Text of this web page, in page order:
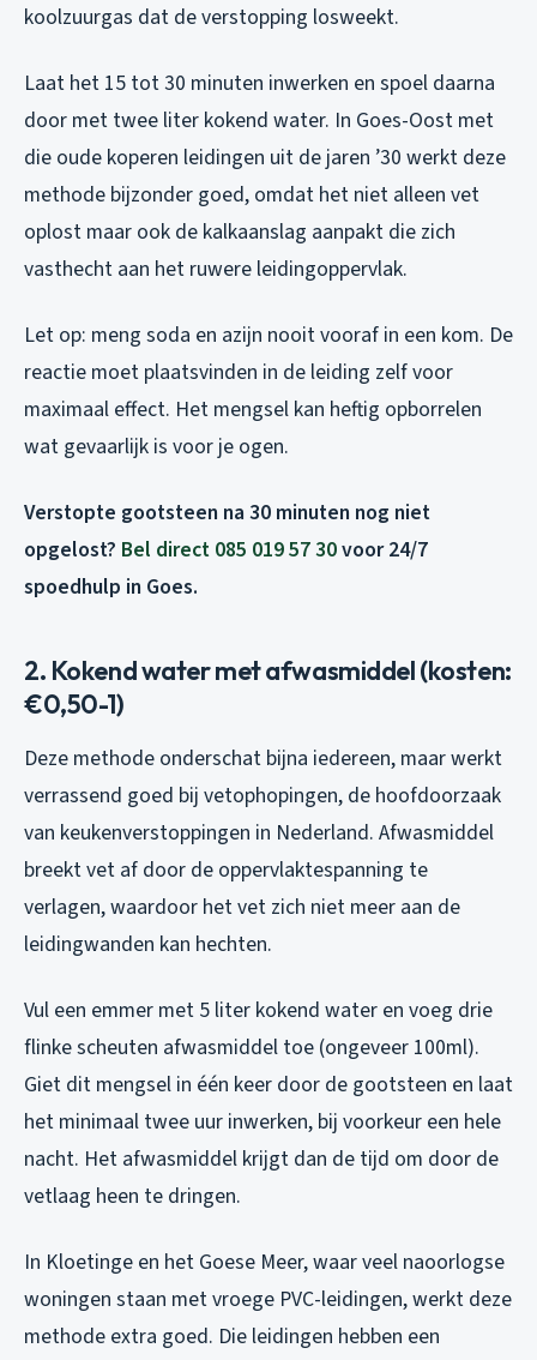
koolzuurgas dat de verstopping losweekt.
Laat het 15 tot 30 minuten inwerken en spoel daarna
door met twee liter kokend water. In Goes-Oost met
die oude koperen leidingen uit de jaren ’30 werkt deze
methode bijzonder goed, omdat het niet alleen vet
oplost maar ook de kalkaanslag aanpakt die zich
vasthecht aan het ruwere leidingoppervlak.
Let op: meng soda en azijn nooit vooraf in een kom. De
reactie moet plaatsvinden in de leiding zelf voor
maximaal effect. Het mengsel kan heftig opborrelen
wat gevaarlijk is voor je ogen.
Verstopte gootsteen na 30 minuten nog niet
opgelost? Bel direct 085 019 57 30voor 24/7
spoedhulp in Goes.
2. Kokend water met afwasmiddel (kosten:
€0,50-1)
Deze methode onderschat bijna iedereen, maar werkt
verrassend goed bij vetophopingen, de hoofdoorzaak
van keukenverstoppingen in Nederland. Afwasmiddel
breekt vet af door de oppervlaktespanning te
verlagen, waardoor het vet zich niet meer aan de
leidingwanden kan hechten.
Vul een emmer met 5 liter kokend water en voeg drie
flinke scheuten afwasmiddel toe (ongeveer 100ml).
Giet dit mengsel in één keer door de gootsteen en laat
het minimaal twee uur inwerken, bij voorkeur een hele
nacht. Het afwasmiddel krijgt dan de tijd om door de
vetlaag heen te dringen.
In Kloetinge en het Goese Meer, waar veel naoorlogse
woningen staan met vroege PVC-leidingen, werkt deze
methode extra goed. Die leidingen hebben een